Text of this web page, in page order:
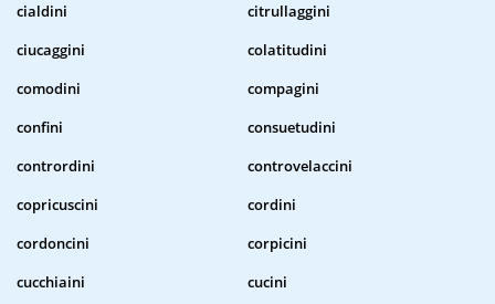
cialdini
citrullaggini
ciucaggini
colatitudini
comodini
compagini
confini
consuetudini
contrordini
controvelaccini
copricuscini
cordini
cordoncini
corpicini
cucchiaini
cucini